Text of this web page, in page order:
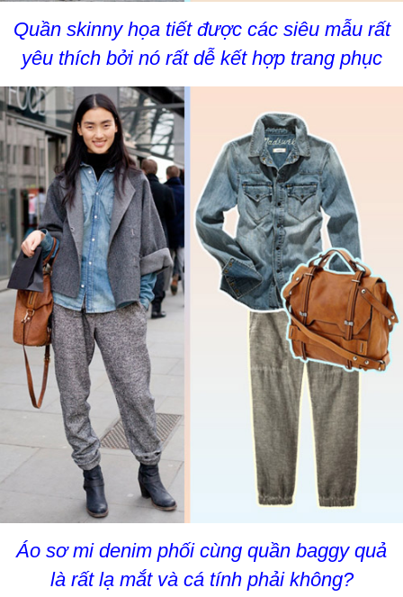
Quần skinny họa tiết được các siêu mẫu rất
yêu thích bởi nó rất dễ kết hợp trang phục
Áo sơ mi denim phối cùng quần baggy quả
là rất lạ mắt và cá tính phải không?